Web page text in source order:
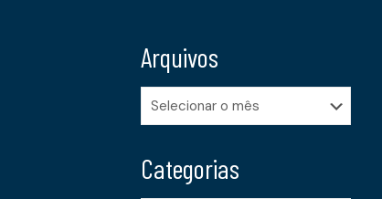
Arquivos
Arquivos
Categorias